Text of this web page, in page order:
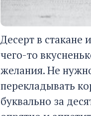
Десерт в
чего-то
желания. Не
перекладывать
буквально за